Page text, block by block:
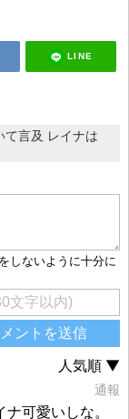
LINE
て言及 レイナは